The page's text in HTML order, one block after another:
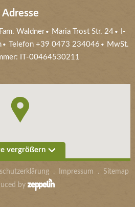
Adresse
Fam. Waldner Maria Trost Str. 24
I-
Telefon +39 0473 234046
MwSt.
IT-00464530211
vergrößern
. Impressum .Sitemap
by